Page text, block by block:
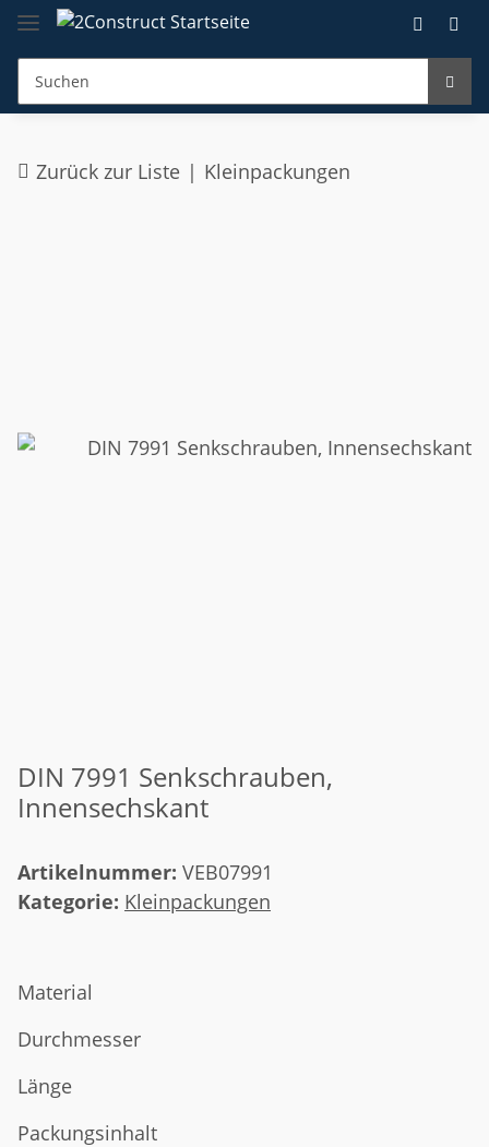
Zurück zur Liste Kleinpackungen
DIN 7991 Senkschrauben,
Innensechskant
Artikelnummer: VEB07991
Kategorie: Kleinpackungen
Material
Durchmesser
Länge
Packungsinhalt